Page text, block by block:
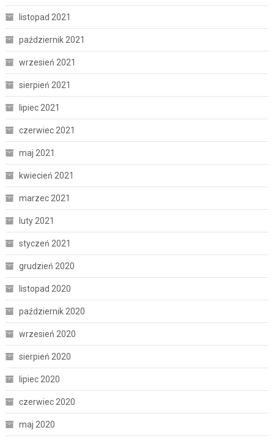
listopad 2021
październik 2021
wrzesień 2021
sierpień 2021
lipiec 2021
czerwiec 2021
maj 2021
kwiecień 2021
marzec 2021
luty 2021
styczeń 2021
grudzień 2020
listopad 2020
październik 2020
wrzesień 2020
sierpień 2020
lipiec 2020
czerwiec 2020
maj 2020